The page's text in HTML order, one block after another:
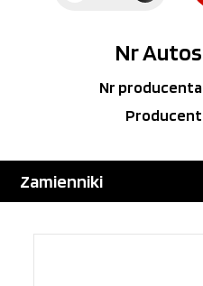
Nr Autos
Nr producenta
Producent
Zamienniki